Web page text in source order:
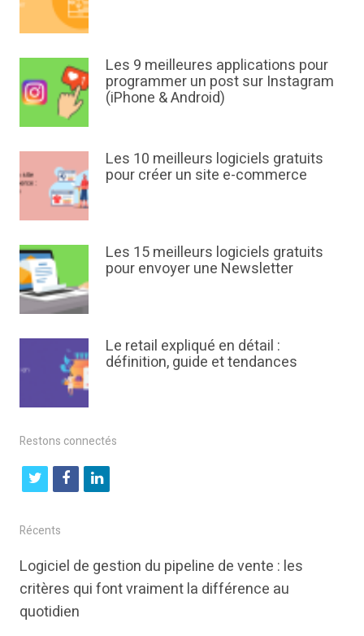
Les 9 meilleures applications pour
programmer un post sur Instagram
(iPhone & Android)
Les 10 meilleurs logiciels gratuits
pour créer un site e-commerce
Les 15 meilleurs logiciels gratuits
pour envoyer une Newsletter
Le retail expliqué en détail :
définition, guide et tendances
Restons connectés
t
i
t
t
e
f
b
o
l
e
Récents
Logiciel de gestion du pipeline de vente : les
critères qui font vraiment la différence au
quotidien